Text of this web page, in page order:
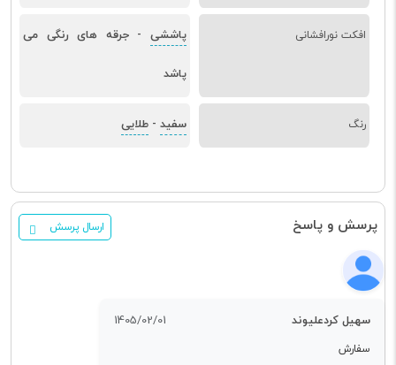
افکت نورافشانی پاششی-جرقه های رنگی می
پاشد
رنگ سفید - طلایی
پرسش و پاسخ ارسال پرسش
سهیل کردعلیوند 1405/02/01
سفارش